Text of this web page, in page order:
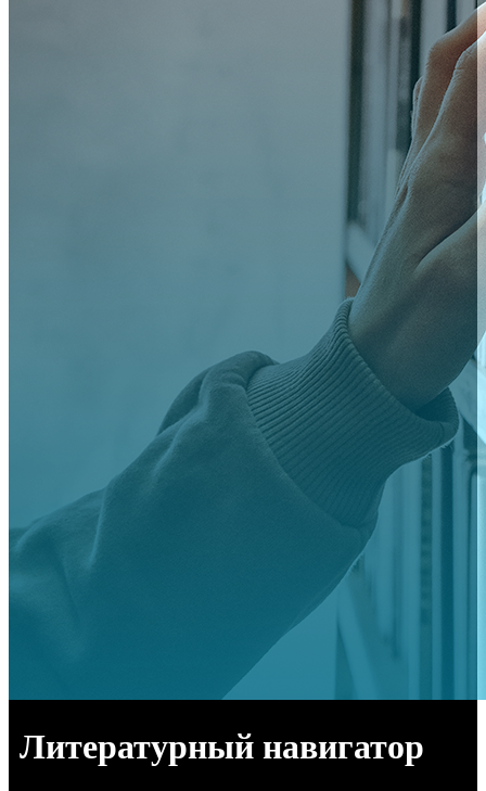
Литературный навигатор